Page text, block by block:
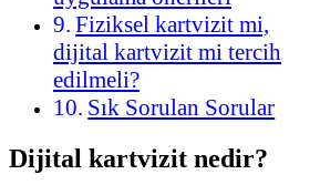
Fiziksel kartvizit mi,
dijital kartvizit mi tercih
edilmeli?
Sık Sorulan Sorular
Dijital kartvizit nedir?